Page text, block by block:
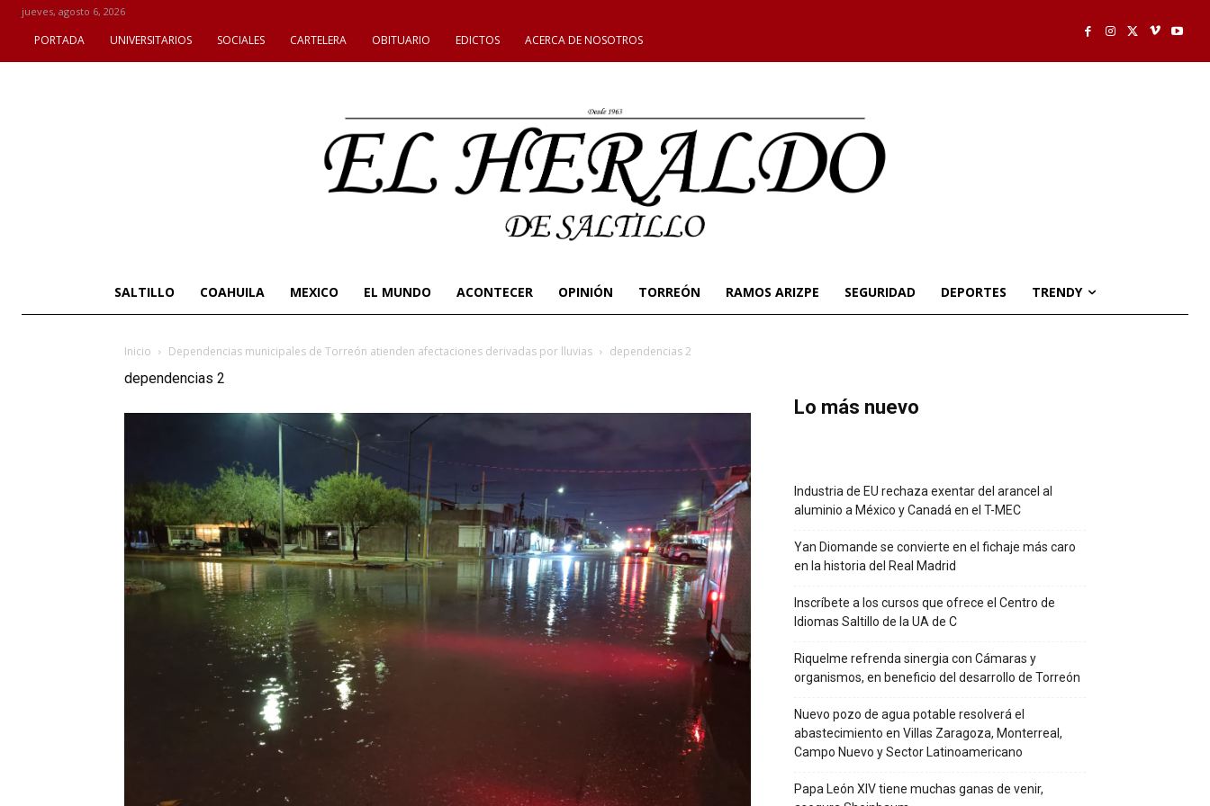
jueves, agosto 6, 2026
PORTADA UNIVERSITARIOS SOCIALES CARTELERA OBITUARIO EDICTOS ACERCA DE NOSOTROS
SALTILLO COAHUILA MEXICO EL MUNDO ACONTECER OPINIÓN TORREÓN RAMOS ARIZPE SEGURIDAD DEPORTES TRENDY
Inicio Dependencias municipales de Torreón atienden afectaciones derivadas por lluvias dependencias 2
dependencias 2
Lo más nuevo
Industria de EU rechaza exentar del arancel al
aluminio a México y Canadá en el T-MEC
Yan Diomande se convierte en el fichaje más caro
en la historia del Real Madrid
Inscríbete a los cursos que ofrece el Centro de
Idiomas Saltillo de la UA de C
Riquelme refrenda sinergia con Cámaras y
organismos, en beneficio del desarrollo de Torreón
Nuevo pozo de agua potable resolverá el
abastecimiento en Villas Zaragoza, Monterreal,
Campo Nuevo y Sector Latinoamericano
Papa León XIV tiene muchas ganas de venir,